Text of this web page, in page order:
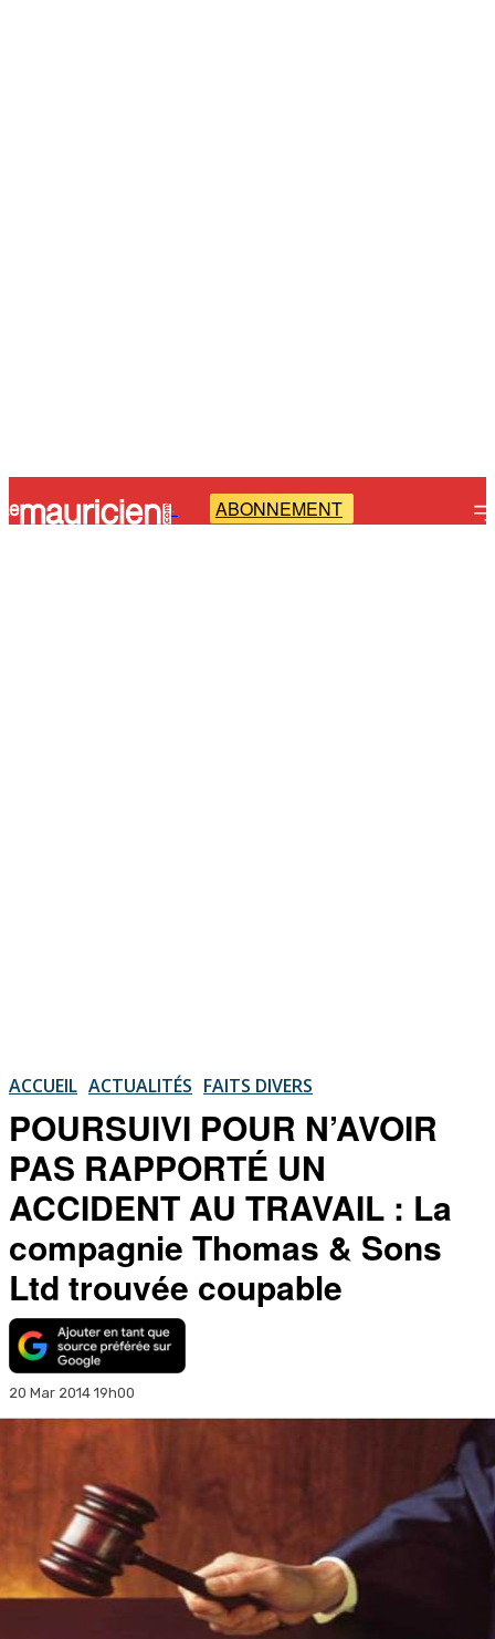
- ABONNEMENT
ACCUEIL ACTUALITÉS FAITS DIVERS
POURSUIVI POUR N’AVOIR
PAS RAPPORTÉ UN
ACCIDENT AU TRAVAIL : La
compagnie Thomas & Sons
Ltd trouvée coupable
20 Mar 2014 19h00